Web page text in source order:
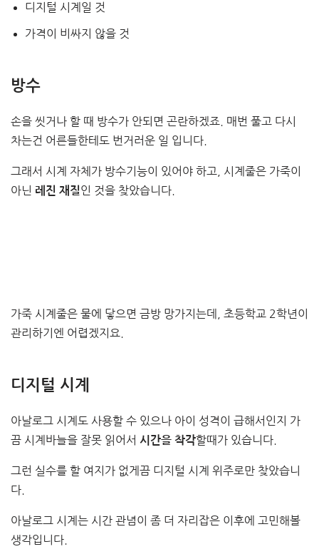
디지털 시계일 것
가격이 비싸지 않을 것
방수
손을 씻거나 할 때 방수가 안되면 곤란하겠죠. 매번 풀고 다시
차는건 어른들한테도 번거러운 일 입니다.
그래서 시계 자체가 방수기능이 있어야 하고, 시계줄은 가죽이
아닌 레진 재질 인 것을 찾았습니다.
가죽 시계줄은 물에 닿으면 금방 망가지는데, 초등학교 2학년이
관리하기엔 어렵겠지요.
디지털 시계
아날로그 시계도 사용할 수 있으나 아이 성격이 급해서인지 가
끔 시계바늘을 잘못 읽어서 시간을 착각할때가 있습니다.
그런 실수를 할 여지가 없게끔 디지털 시계 위주로만 찾았습니
다.
아날로그 시계는 시간 관념이 좀 더 자리잡은 이후에 고민해볼
생각입니다.